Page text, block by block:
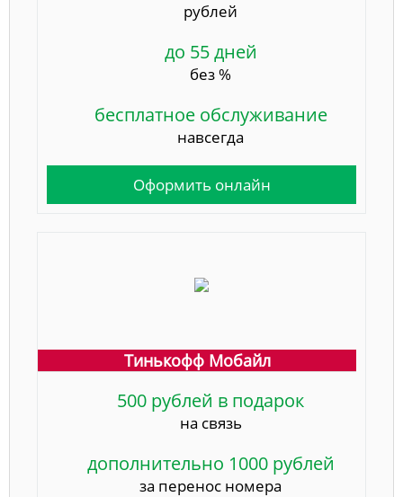
рублей
до 55 дней
без %
бесплатное обслуживание
навсегда
Оформить онлайн
Тинькофф Мобайл
500 рублей в подарок
на связь
дополнительно 1000 рублей
за перенос номера